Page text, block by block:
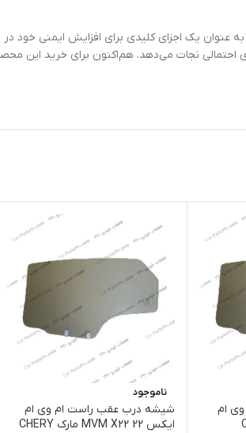
یک اجزای کلیدی برای افزایش ایمنی خود
نجات می‌دهد. هم‌اکنون برای خرید این
ام
ناموجود
شیشه درب عقب راست ام وی ام
ایکس 22 MVM X22 مارک CHERY